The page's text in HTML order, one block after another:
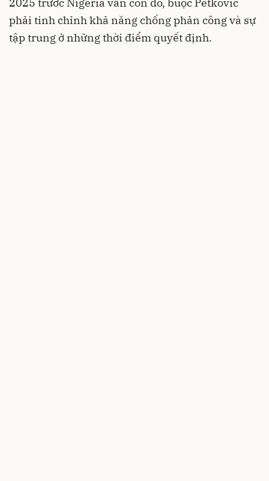
phải tinh chỉnh khả năng chống phản công và sự
tập trung ở những thời điểm quyết định.